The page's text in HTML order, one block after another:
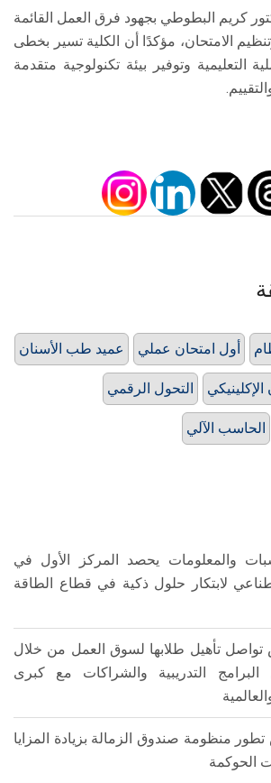
كريم البطوطي بجهود فرق العمل القائمة
الامتحان، مؤكدًا أن الكلية تسير بخطى
التعليمية وتوفير بيئة تكنولوجية متقدمة
عميد طب الأسنان أول امتحان عملي
التحول الرقمي
الحاسب الآلي
والمعلومات يحصد المركز الأول في
لابتكار حلول ذكية في قطاع الطاقة
تأهيل طلابها لسوق العمل من خلال
التدريبية والشراكات مع كبرى
منظومة صندوق الزمالة بزيادة المزايا
الحوكمة